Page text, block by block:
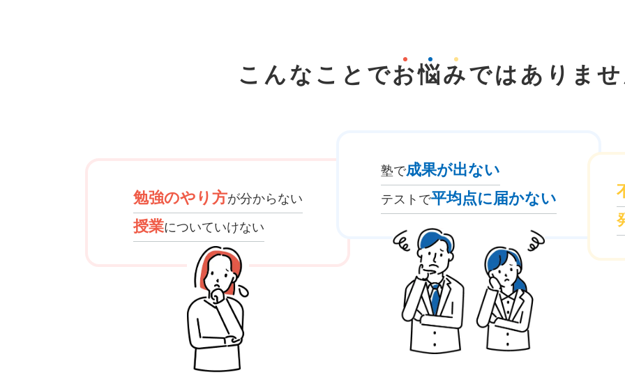
こんなことでお悩みでは ありま
勉強のやり方が分からない
授業についていけない
塾で成果が出ない
テストで平均点に届かない